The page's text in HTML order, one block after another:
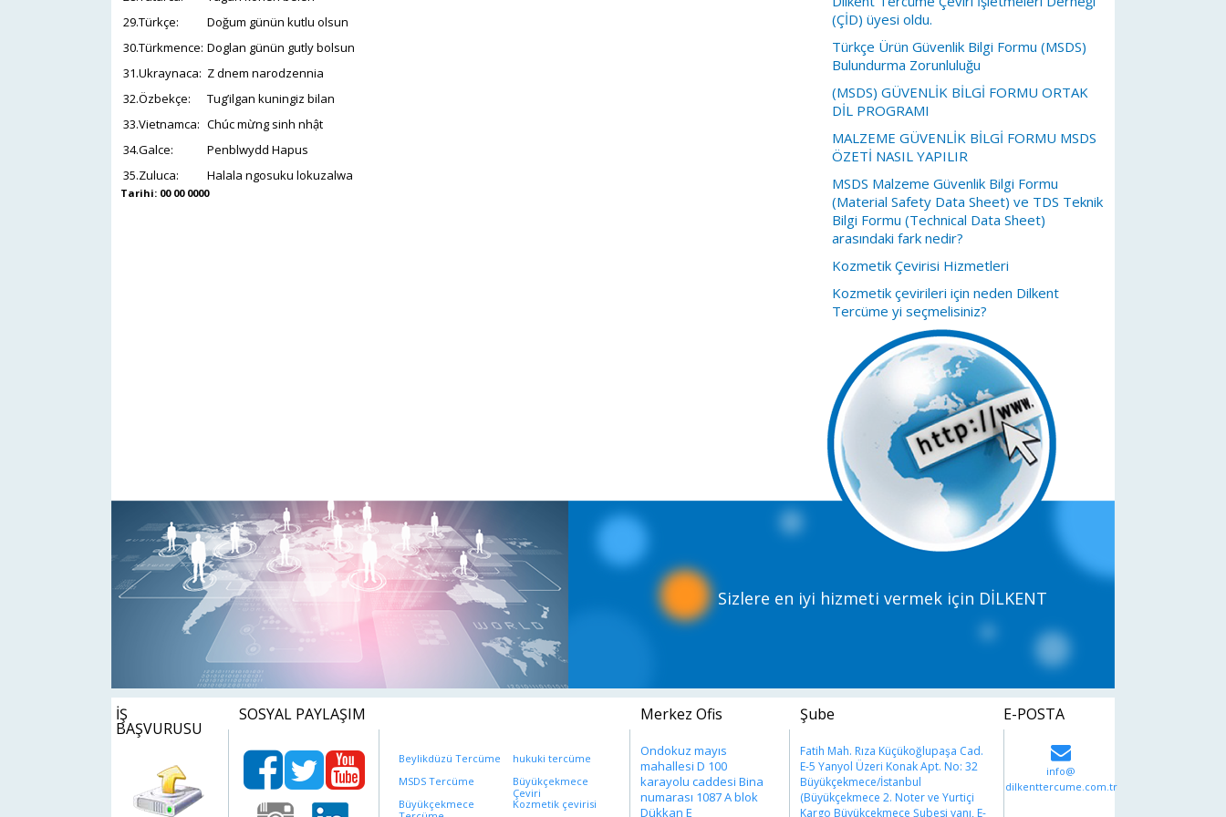
29.Türkçe:
Doğum günün kutlu olsun
30.Türkmence: Doglan günün gutly bolsun
31.Ukraynaca: Z dnem narodzennia
32.Özbekçe:
Tug’ilgan kuningiz bilan
33.Vietnamca: Chúc mừng sinh nhật
34.Galce:
Penblwydd Hapus
35.Zuluca:
Halala ngosuku lokuzalwa
Tarihi: 00 00 0000
(ÇİD) üyesi oldu.
Türkçe Ürün Güvenlik Bilgi Formu (MSDS)
Bulundurma Zorunluluğu
(MSDS) GÜVENLİK BİLGİ FORMU ORTAK
DİL PROGRAMI
MALZEME GÜVENLİK BİLGİ FORMU MSDS
ÖZETİ NASIL YAPILIR
MSDS Malzeme Güvenlik Bilgi Formu
(Material Safety Data Sheet) ve TDS Teknik
Bilgi Formu (Technical Data Sheet)
arasındaki fark nedir?
Kozmetik Çevirisi Hizmetleri
Kozmetik çevirileri için neden Dilkent
Tercüme yi seçmelisiniz?
Sizlere en iyi hizmeti vermek için DİLKENT
İŞ
BAŞVURUSU
SOSYAL PAYLAŞIM
Beylikdüzü Tercüme
hukuki tercüme
MSDS Tercüme
Büyükçekmece
Çeviri
Büyükçekmece
Kozmetik çevirisi
Merkez Ofis
Ondokuz mayıs
mahallesi D 100
karayolu caddesi Bina
numarası 1087 A blok
Dükkan E
Şube
Fatih Mah. Rıza Küçükoğlupaşa Cad.
E-5 Yanyol Üzeri Konak Apt. No: 32
Büyükçekmece/İstanbul
(Büyükçekmece 2. Noter ve Yurtiçi
Kargo Büyükçekmece Şubesi yanı, E-
E-POSTA
info@
dilkenttercume.com.tr